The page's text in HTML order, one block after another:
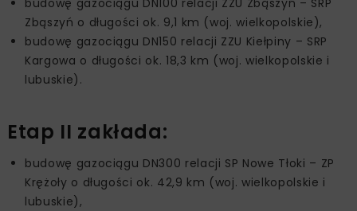
Zbąszyń o długości ok. 9,1 km (woj. wielkopolskie),
budowę gazociągu DN150 relacji ZZU Kiełpiny – SRP
Kargowa o długości ok. 18,3 km (woj. wielkopolskie i
lubuskie).
Etap II zakłada:
budowę gazociągu DN300 relacji SP Nowe Tłoki – ZP
Krężoły o długości ok. 42,9 km (woj. wielkopolskie i
lubuskie),